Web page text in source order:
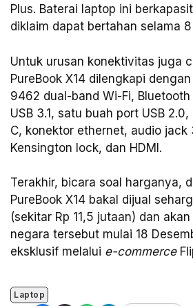
Plus. Baterai laptop ini
diklaim dapat bertahan selama
Untuk urusan konektivitas juga
PureBook X14 dilengkapi
9462 dual-band Wi-Fi,
USB 3.1, satu buah port USB
C, konektor ethernet, audio jack
Kensington lock, dan HDMI.
Terakhir, bicara soal harganya,
PureBook X14 bakal dijual
(sekitar Rp 11,5 jutaan) dan
negara tersebut mulai 18
eksklusif melalui e-commerce
Laptop